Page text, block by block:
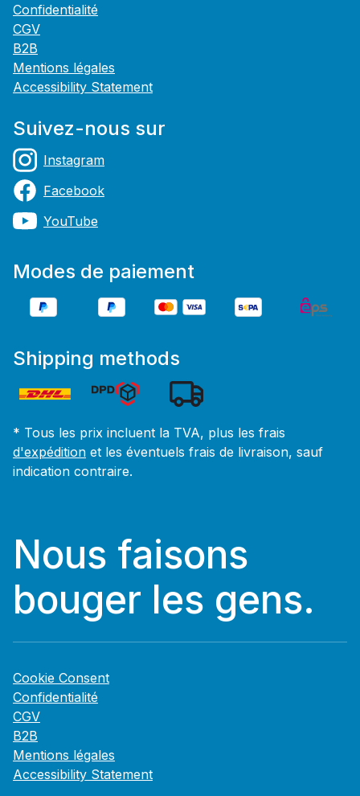
Confidentialité
CGV
B2B
Mentions légales
Accessibility Statement
Suivez-nous sur
Instagram
Facebook
YouTube
Modes de paiement
Shipping methods
* Tous les prix incluent la TVA, plus les frais
d'expédition et les éventuels frais de livraison, sauf
indication contraire.
Nous faisons
bouger les gens.
Cookie Consent
Confidentialité
CGV
B2B
Mentions légales
Accessibility Statement